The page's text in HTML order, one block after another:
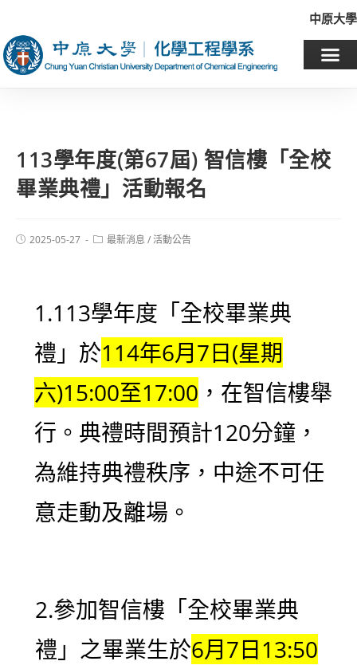
中原大學
113學年度(第67屆) 智信樓「全校
畢業典禮」活動報名
2025-05-27 最新消息 /活動公告
1.113學年度「全校畢業典
禮」於114年6月7日(星期
六)15:00至17:00 ，在智信樓舉
行。典禮時間預計120分鐘，
為維持典禮秩序，中途不可任
意走動及離場。
2.參加智信樓「全校畢業典
禮」之畢業生於6月7日13:50